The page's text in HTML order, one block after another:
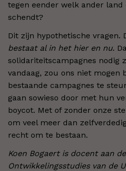
tegen eender welk ander
schendt?
Dit zijn hypothetische vragen.
bestaat al in het hier en nu.
solidariteitscampagnes nodig
vandaag, zou ons niet mogen
bestaande campagnes te
gaan sowieso door met hun
boycot. Met of zonder onze
om veel meer dan
recht om te bestaan.
Koen Bogaert is docent aan
Ontwikkelingsstudies van de